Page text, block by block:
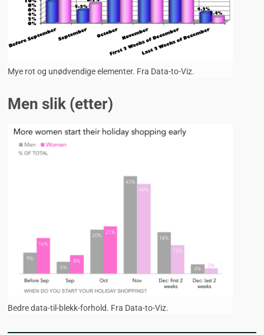
Mye rot og unødvendige elementer. Fra Data-to-Viz.
Men slik (etter)
Bedre data-til-blekk-forhold. Fra Data-to-Viz.